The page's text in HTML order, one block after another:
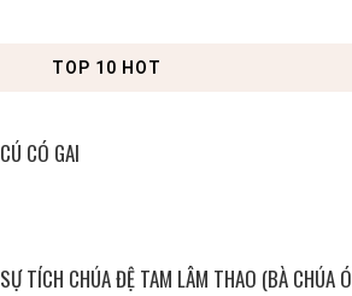
TOP 10 HOT
CÚ CÓ GAI
SỰ TÍCH CHÚA ĐỆ TAM LÂM THAO (BÀ CHÚA